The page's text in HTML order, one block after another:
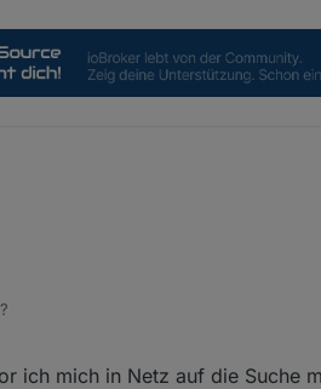
ich mich in Netz auf die Suche